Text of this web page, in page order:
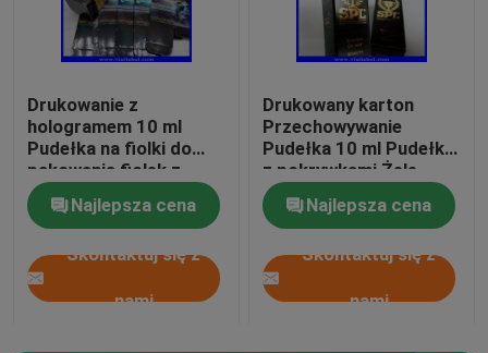
Drukowanie z
hologramem 10 ml
Pudełka na fiolki do
pakowania fiolek z
methenolonem
EnanthateNajlepsza cena
Skontaktuj się z
nami
Drukowany karton
Przechowywanie
Pudełka 10 ml Pudełka
z pokrywkami Żele
kulturystyczne Folia
złota Opakowanie folia
złota / efekt hologram
Najlepsza cena
Skontaktuj się z
nami